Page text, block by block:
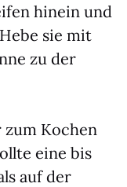
hin­ein und
sie mit
zu der
zum Kochen
eine bis
auf der